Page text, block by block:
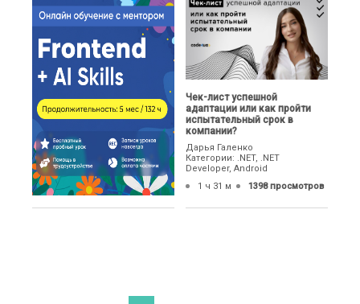
Чек-лист успешной
адаптации или как пройти
испытательный срок в
компании?
Дарья Галенко
Категории: .NET, .NET
Developer, Android
1 ч 31 м
1398 просмотров